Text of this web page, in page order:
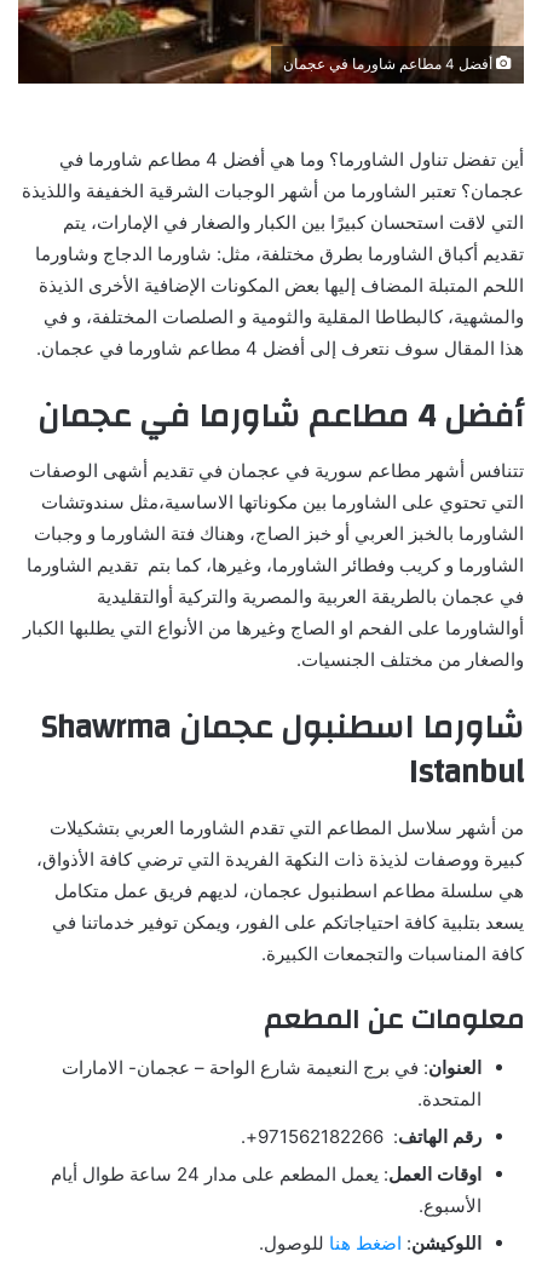
أفضل 4 مطاعم شاورما في عجمان
أين تفضل تناول الشاورما؟ وما هي أفضل 4 مطاعم شاورما في
عجمان؟ تعتبر الشاورما من أشهر الوجبات الشرقية الخفيفة واللذيذة
التي لاقت استحسان كبيرًا بين الكبار والصغار في الإمارات، يتم
تقديم أكباق الشاورما بطرق مختلفة، مثل: شاورما الدجاج وشاورما
اللحم المتبلة المضاف إليها بعض المكونات الإضافية الأخرى الذيذة
والمشهية، كالبطاطا المقلية والثومية و الصلصات المختلفة، و في
هذا المقال سوف نتعرف إلى أفضل 4 مطاعم شاورما في عجمان.
أفضل 4 مطاعم شاورما في عجمان
تتنافس أشهر مطاعم سورية في عجمان في تقديم أشهى الوصفات
التي تحتوي على الشاورما بين مكوناتها الاساسية،مثل سندوتشات
الشاورما بالخبز العربي أو خبز الصاج، وهناك فتة الشاورما و وجبات
الشاورما و كريب وفطائر الشاورما، وغيرها، كما بتم تقديم الشاورما
في عجمان بالطريقة العربية والمصرية والتركية أوالتقليدية
أوالشاورما على الفحم او الصاج وغيرها من الأنواع التي يطلبها الكبار
والصغار من مختلف الجنسيات.
شاورما اسطنبول عجمانShawrma
Istanbul
من أشهر سلاسل المطاعم التي تقدم الشاورما العربي بتشكيلات
كبيرة ووصفات لذيذة ذات النكهة الفريدة التي ترضي كافة الأذواق،
هي سلسلة مطاعم اسطنبول عجمان، لديهم فريق عمل متكامل
يسعد بتلبية كافة احتياجاتكم على الفور، ويمكن توفير خدماتنا في
كافة المناسبات والتجمعات الكبيرة.
معلومات عن المطعم
العنوان: في برج النعيمة شارع الواحة – عجمان- الامارات
المتحدة.
رقم الهاتف: 971562182266+.
اوقات العمل
: يعمل المطعم على مدار 24 ساعة طوال أيام
الأسبوع.
اللوكيشن: اضغط هنا للوصول.